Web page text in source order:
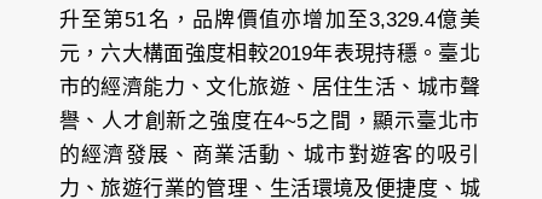
升至第51名，品牌價值亦增加至3,329.4億美
元，六大構面強度相較2019年表現持穩。臺北
市的經濟能力、文化旅遊、居住生活、城市聲
譽、人才創新之強度在4~5之間，顯示臺北市
的經濟發展、商業活動、城市對遊客的吸引
力、旅遊行業的管理、生活環境及便捷度、城